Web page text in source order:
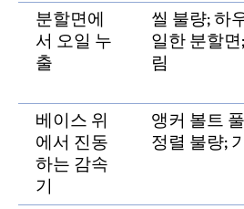
분할면에
서 오일 누
출
씰 불량; 하
일한 분할
림
베이스 위
에서 진동
하는 감속
기
앵커 볼트
정렬 불량;